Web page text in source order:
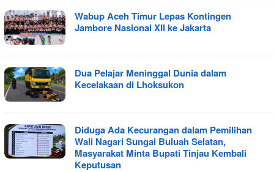
Wabup Aceh Timur Lepas Kontingen
Jambore Nasional XII ke Jakarta
Dua Pelajar Meninggal Dunia dalam
Kecelakaan di Lhoksukon
Diduga Ada Kecurangan dalam Pemilihan
Wali Nagari Sungai Buluah Selatan,
Masyarakat Minta Bupati Tinjau Kembali
Keputusan